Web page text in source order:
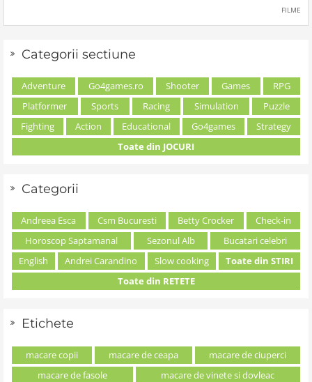
FILME
Categorii sectiune
Adventure Go4games.ro Shooter Games
RPG
Platformer
Sports Racing Simulation
Puzzle
Fighting
Action Educational Go4games
Strategy
Toate din JOCURI
Categorii
Andreea Esca Csm Bucuresti Betty Crocker
Check-in
Horoscop Saptamanal
Sezonul Alb
Bucatari celebri
English
Andrei Carandino Slow cooking
Toate din STIRI
Toate din RETETE
Etichete
macare copii macare de ceapa
macare de ciuperci
macare de fasole
macare de vinete si dovleac